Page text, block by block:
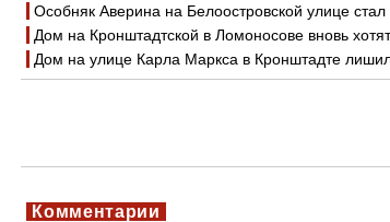
Особняк Аверина на Белоостровской улице
Дом на Кронштадтской в Ломоносове вновь
Дом на улице Карла Маркса в Кронштадте
Комментарии